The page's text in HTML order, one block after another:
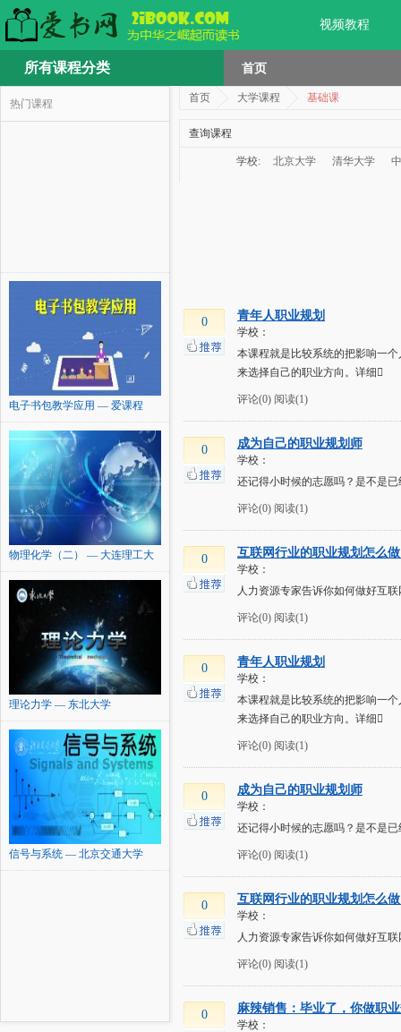
视频教程
所有课程分类 首页
热门课程
电子书包教学应用 — 爱课程
物理化学（二） — 大连理工大
学
理论力学 — 东北大学
信号与系统 — 北京交通大学
首页 大学课程 基础课
查询课程
学校: 北京大学 清华大学
0 青年人职业规划
学校：
本课程就是比较系统的把影响一
来选择自己的职业方向。详细
评论(0) 阅读(1)
0 成为自己的职业规划师
学校：
还记得小时候的志愿吗？是不是
评论(0) 阅读(1)
0 互联网行业的职业规划怎么
学校：
人力资源专家告诉你如何做好互
评论(0) 阅读(1)
0 青年人职业规划
学校：
本课程就是比较系统的把影响一
来选择自己的职业方向。详细
评论(0) 阅读(1)
0 成为自己的职业规划师
学校：
还记得小时候的志愿吗？是不是
评论(0) 阅读(1)
0 互联网行业的职业规划怎么
学校：
人力资源专家告诉你如何做好互
评论(0) 阅读(1)
0 麻辣销售：毕业了，你做职
学校：